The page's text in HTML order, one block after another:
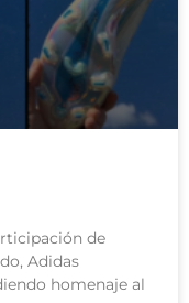
de
Adidas
homenaje al